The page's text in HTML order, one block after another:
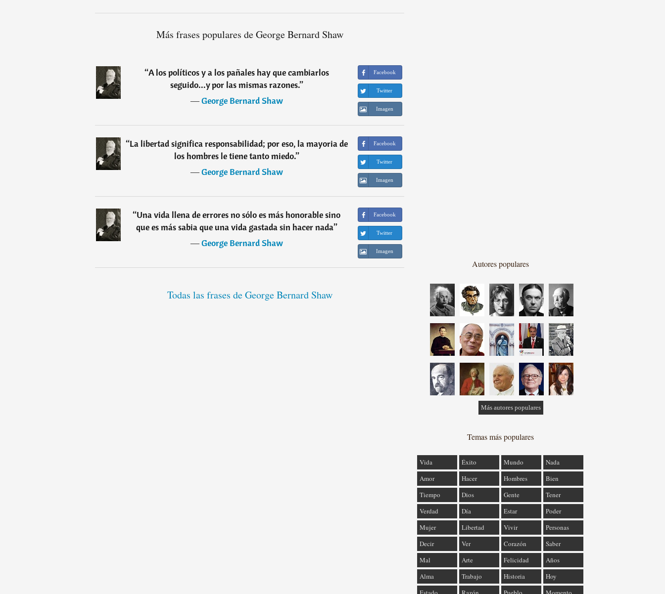
Más frases populares de George Bernard Shaw
“A los políticos y a los pañales hay que cambiarlos
seguido...y por las mismas razones.”
―George Bernard Shaw
Facebook
Twitter
Imagen
“La libertad significa responsabilidad; por eso, la mayoria de
los hombres le tiene tanto miedo.”
―George Bernard Shaw
Facebook
Twitter
Imagen
“Una vida llena de errores no sólo es más honorable sino
que es más sabia que una vida gastada sin hacer nada”
―George Bernard Shaw
Facebook
Twitter
Imagen
Todas las frases de George Bernard Shaw
Autores populares
Más autores populares
Temas más populares
Vida Éxito Mundo
Nada
Amor
Hacer Hombres
Bien
Tiempo
Dios Gente
Tener
Verdad
Día Estar
Poder
Mujer
Libertad Vivir
Personas
Decir
Ver Corazón
Saber
Mal
Arte Felicidad
Años
Alma
Trabajo Historia
Hoy